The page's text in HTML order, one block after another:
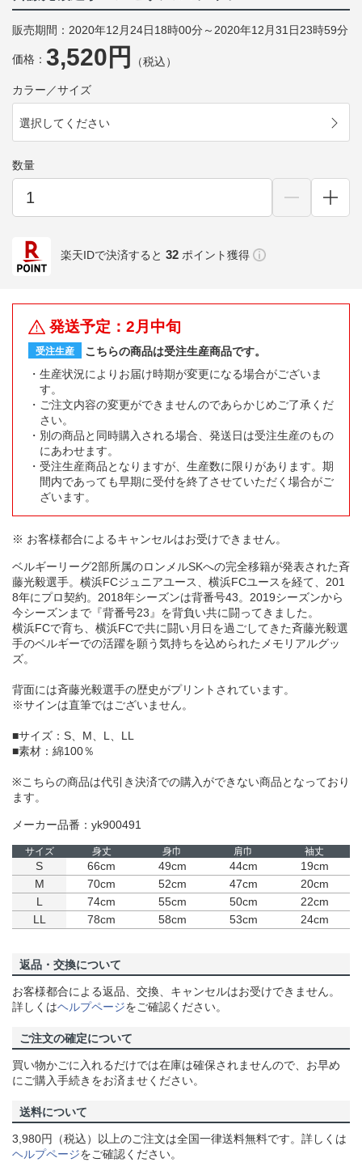
販売期間：2020年12月24日18時00分～2020年12月31日23時59分
価格： 3,520円 （税込）
カラー／サイズ
選択してください
数量
楽天IDで決済すると 32 ポイント獲得
発送予定：2月中旬
受注生産
こちらの商品は受注生産商品です。
生産状況によりお届け時期が変更になる場合がございま
す。
ご注文内容の変更ができませんのであらかじめご了承くだ
さい。
別の商品と同時購入される場合、発送日は受注生産のもの
にあわせます。
受注生産商品となりますが、生産数に限りがあります。期
間内であっても早期に受付を終了させていただく場合がご
ざいます。
※ お客様都合によるキャンセルはお受けできません。
ベルギーリーグ2部所属のロンメルSKへの完全移籍が発表された斉
藤光毅選手。横浜FCジュニアユース、横浜FCユースを経て、201
8年にプロ契約。2018年シーズンは背番号43。2019シーズンから
今シーズンまで『背番号23』を背負い共に闘ってきました。
横浜FCで育ち、横浜FCで共に闘い月日を過ごしてきた斉藤光毅選
手のベルギーでの活躍を願う気持ちを込められたメモリアルグッ
ズ。
背面には斉藤光毅選手の歴史がプリントされています。
※サインは直筆ではございません。
■サイズ：S、M、L、LL
■素材：綿100％
※こちらの商品は代引き決済での購入ができない商品となっており
ます。
メーカー品番：yk900491
サイズ 身丈 身巾 肩巾 袖丈
S 66cm 49cm 44cm
19cm
M
70cm 52cm 47cm
20cm
L
74cm 55cm 50cm
22cm
LL
78cm 58cm 53cm 24cm
返品・交換について
お客様都合による返品、交換、キャンセルはお受けできません。
詳しくはヘルプページをご確認ください。
ご注文の確定について
買い物かごに入れるだけでは在庫は確保されませんので、お早め
にご購入手続きをお済ませください。
送料について
3,980円（税込）以上のご注文は全国一律送料無料です。詳しくは
ヘルプページをご確認ください。